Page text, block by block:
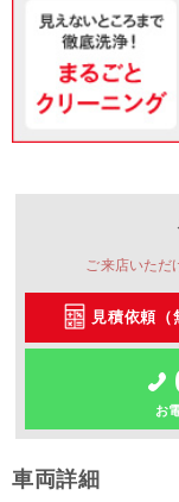
ご来店いただ
見積依頼（
お
車両詳細